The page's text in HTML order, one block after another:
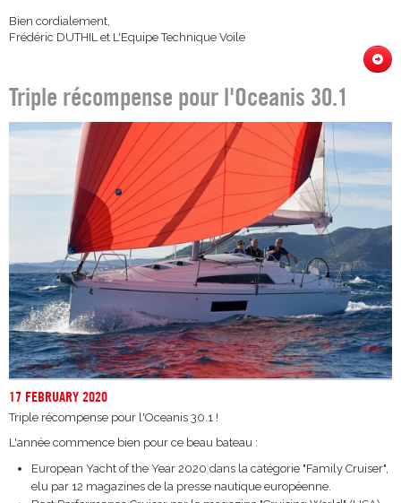
Bien cordialement,
Frédéric DUTHIL et L'Equipe Technique Voile
Triple récompense pour l'Oceanis 30.1
17 FEBRUARY 2020
Triple récompense pour l'Oceanis 30.1 !
L'année commence bien pour ce beau bateau :
European Yacht of the Year 2020 dans la catégorie "Family Cruiser",
elu par 12 magazines de la presse nautique européenne.